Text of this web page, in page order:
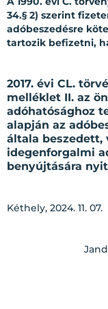
34.§ 2) szerint
adóbeszedésre
tartozik befizetni,
2017. évi CL.
melléklet II. az
adóhatósághoz
alapján az
általa beszedett,
idegenforgalmi
benyújtására
Kéthely, 2024. 11. 07.